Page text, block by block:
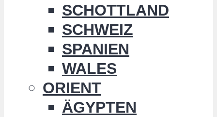
SCHOTTLAND
SCHWEIZ
SPANIEN
WALES
ORIENT
ÄGYPTEN